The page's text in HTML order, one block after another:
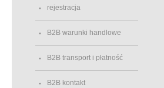
rejestracja
B2B warunki handlowe
B2B transport i płatność
B2B kontakt